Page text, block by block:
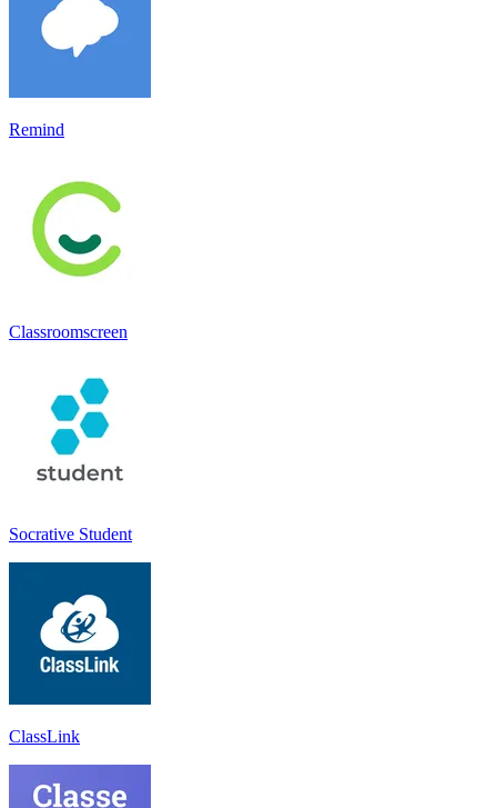
Remind
Classroomscreen
Socrative Student
ClassLink